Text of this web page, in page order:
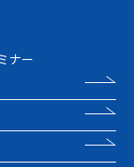
ナー